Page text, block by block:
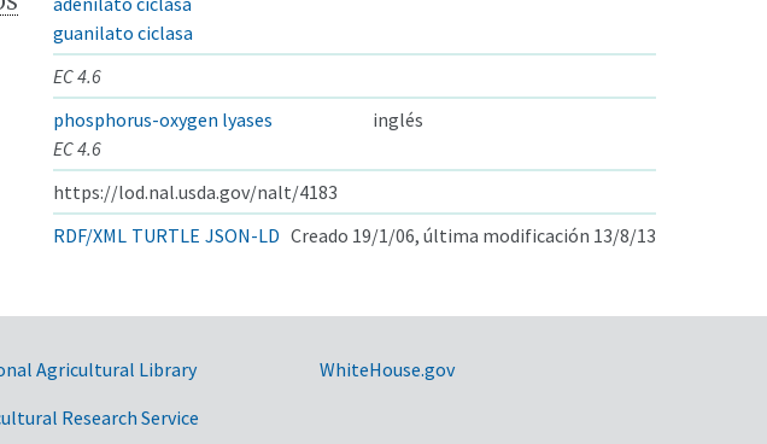
guanilato ciclasa
EC 4.6
phosphorus-oxygen lyases
inglés
EC 4.6
https://lod.nal.usda.gov/nalt/4183
RDF/XML TURTLE JSON-LD Creado 19/1/06, última modificación 13/8/13
Agricultural Library
Research Service
WhiteHouse.gov